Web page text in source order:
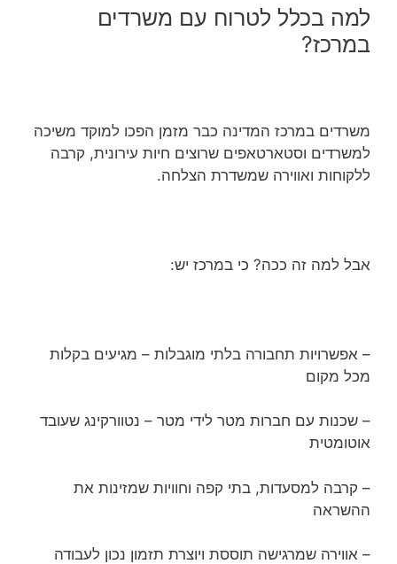
למה בכלל לטרוח עם משרדים
במרכז?
משרדים במרכז המדינה כבר מזמן הפכו למוקד משיכה
למשרדים וסטארטאפים שרוצים חיות עירונית, קרבה
ללקוחות ואווירה שמשדרת הצלחה.
אבל למה זה ככה? כי במרכז יש:
– אפשרויות תחבורה בלתי מוגבלות – מגיעים בקלות
מכל מקום
– שכנות עם חברות מטר לידי מטר – נטוורקינג שעובד
אוטומטית
– קרבה למסעדות, בתי קפה וחוויות שמזינות את
ההשראה
– אווירה שמרגישה תוססת ויוצרת תזמון נכון לעבודה